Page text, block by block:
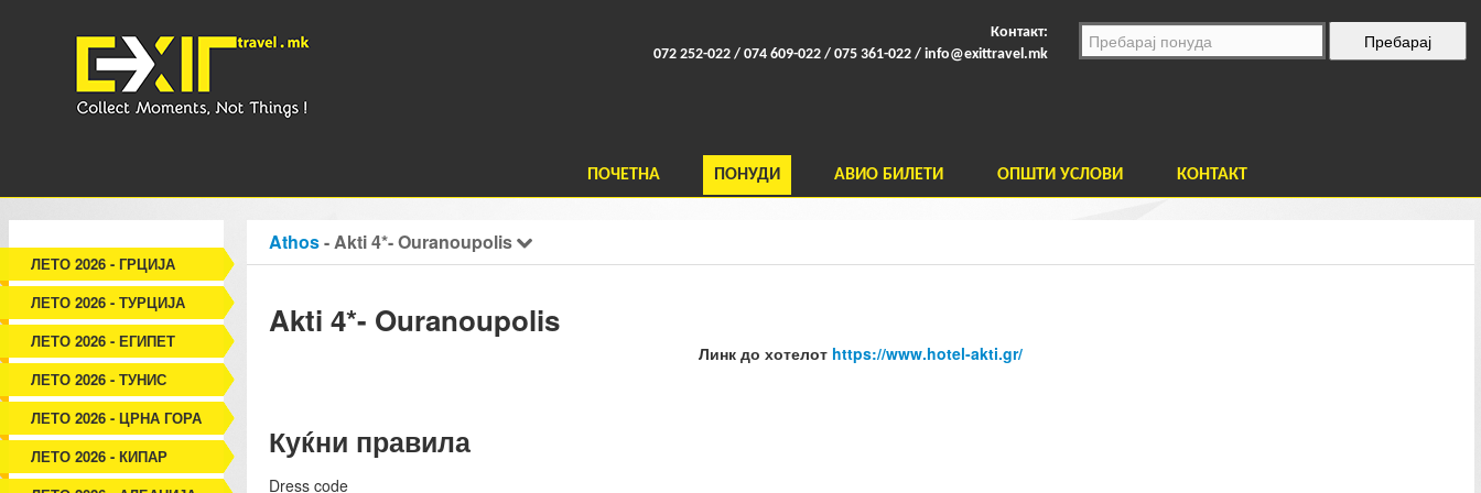
Контакт:
072 252-022 / 074 609-022 / 075 361-022 / info@exittravel.mk
ПОЧЕТНА ПОНУДИ АВИО БИЛЕТИ ОПШТИ УСЛОВИ КОНТАКТ
ЛЕТО 2026 - ГРЦИЈА
ЛЕТО 2026 - ТУРЦИЈА
ЛЕТО 2026 - ЕГИПЕТ
ЛЕТО 2026 - ТУНИС
ЛЕТО 2026 - ЦРНА ГОРА
ЛЕТО 2026 - КИПАР
Athos- Akti 4*- Ouranoupolis
Akti 4*- Ouranoupolis
Линк до хотелот https://www.hotel-akti.gr/
Куќни правила
Dress code